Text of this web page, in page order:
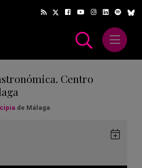
Abrir
Centro
de Málaga